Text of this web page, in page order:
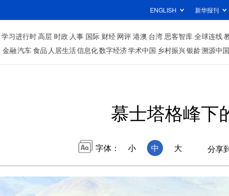
ENGLISH 新华报刊
学习进行时高层 时政 人事 国际 财经 网评 港澳 台湾 思客智库 全球连线
金融汽车食品 人居生活信息化数字经济学术中国 乡村振兴银龄溯源中国
慕士塔格峰下
字体： 小 中 大 分享